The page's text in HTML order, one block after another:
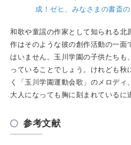
成！ゼヒ、みなさまの書斎の
和歌や童謡の作家として知られる北
作はそのような彼の創作活動の一面
はいません。玉川学園の子供たちも
っていることでしょう。けれども秋
く「玉川学園運動会歌」のメロディ
大人になっても胸に刻まれているに
参考文献